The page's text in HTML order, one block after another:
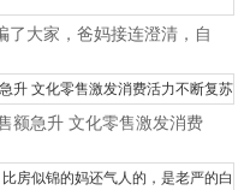
了大家，爸妈接连澄清，自
额急升 文化零售激发消费